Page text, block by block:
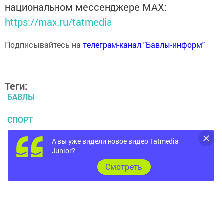
национальном мессенджере MАХ:
https://max.ru/tatmedia
Подписывайтесь на телеграм-канал "Бавлы-информ"
Теги:
БАВЛЫ
СПОРТ
Перейти на страницу новости
А вы уже видели новое видео Tatmedia
Junior?
Cмотреть